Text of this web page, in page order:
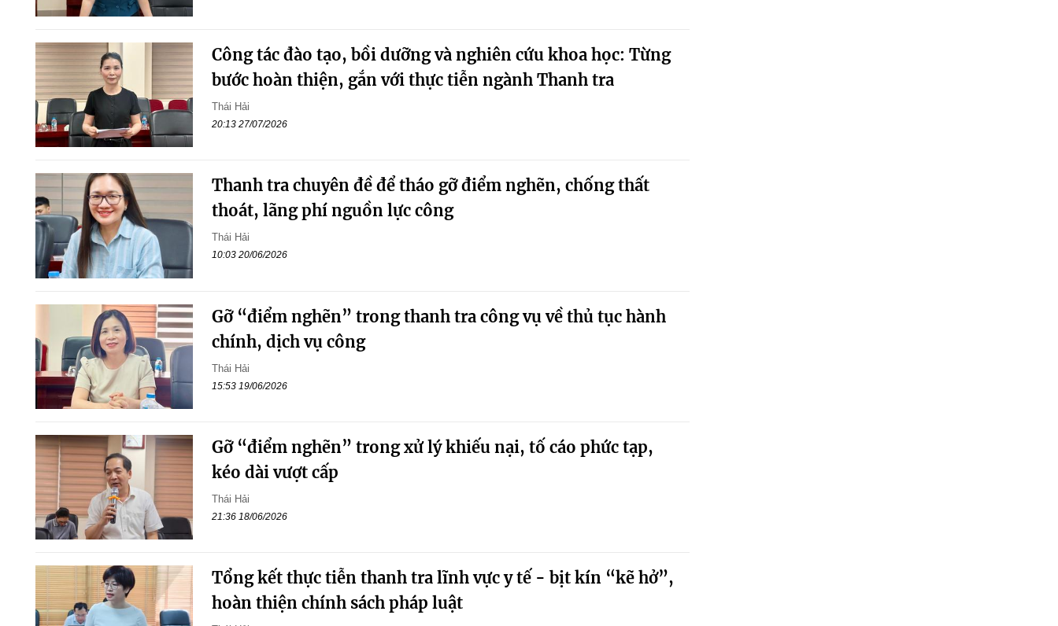
Công tác đào tạo, bồi dưỡng và nghiên cứu khoa học: Từng
bước hoàn thiện, gắn với thực tiễn ngành Thanh tra
Thái Hải
20:13 27/07/2026
Thanh tra chuyên đề để tháo gỡ điểm nghẽn, chống thất
thoát, lãng phí nguồn lực công
Thái Hải
10:03 20/06/2026
Gỡ “điểm nghẽn” trong thanh tra công vụ về thủ tục hành
chính, dịch vụ công
Thái Hải
15:53 19/06/2026
Gỡ “điểm nghẽn” trong xử lý khiếu nại, tố cáo phức tạp,
kéo dài vượt cấp
Thái Hải
21:36 18/06/2026
Tổng kết thực tiễn thanh tra lĩnh vực y tế - bịt kín “kẽ hở”,
hoàn thiện chính sách pháp luật